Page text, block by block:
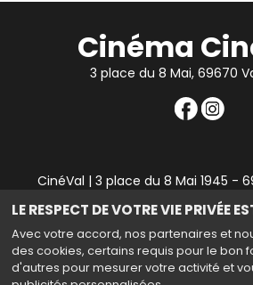
LE RESPECT DE VOTRE VIE PRIVÉE
Avec votre accord, nos partenaires et
des cookies, certains requis pour le bon
d'autres pour mesurer votre activité et
Cinéma
3 place du 8 Mai, 69670
CinéVal | 3 place du 8 Mai 1945 -
|Mentions légales|Contact|RGPD|